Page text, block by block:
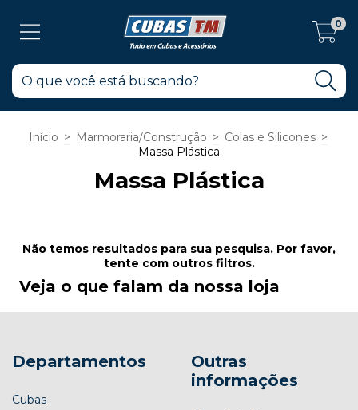
0
Início > Marmoraria/Construção > Colas e Silicones >
Massa Plástica
Massa Plástica
Não temos resultados para sua pesquisa. Por favor,
tente com outros filtros.
Veja o que falam da nossa loja
Departamentos
Cubas
Outras
informações